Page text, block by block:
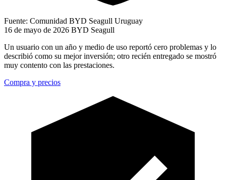
Fuente: Comunidad BYD Seagull Uruguay
16 de mayo de 2026 BYD Seagull
Un usuario con un año y medio de uso reportó cero problemas y lo
describió como su mejor inversión; otro recién entregado se mostró
muy contento con las prestaciones.
Compra y precios